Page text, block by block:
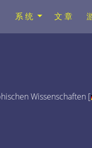
系统 文章
Wissenschaften [